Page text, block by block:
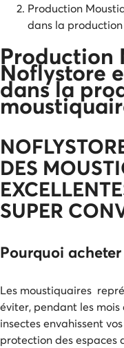
Production
dans la
Production
Noflystore
dans la
DES
SUPER
Pourquoi
Les moustiquaires
éviter, pendant les mois
insectes envahissent
protection des espaces